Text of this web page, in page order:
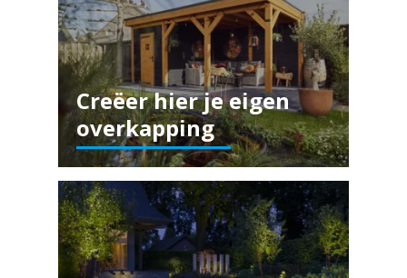
Creëer hier je eigen
overkapping